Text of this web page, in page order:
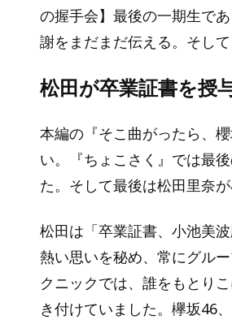
の握手会】最後の一期生で
謝をまだまだ伝える。そし
松田が卒業証書を授
本編の『そこ曲がったら、
い。『ちょこさく』では最
た。そして最後は松田里奈
松田は「卒業証書、小池美
熱い思いを秘め、常にグル
クニックでは、誰をもとり
き付けていました。欅坂46